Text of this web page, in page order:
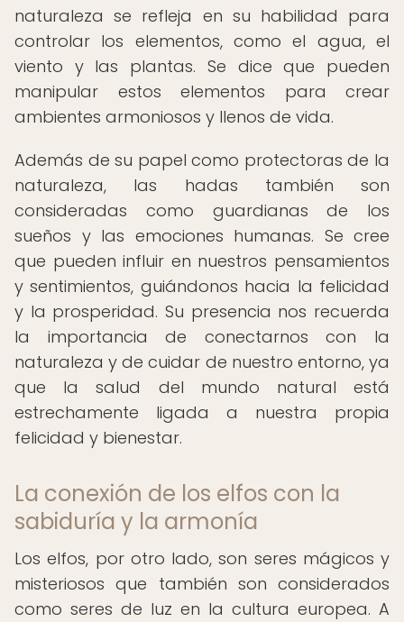
naturaleza se refleja en su habilidad para
controlar los elementos, como el agua, el
viento y las plantas. Se dice que pueden
manipular estos elementos para crear
ambientes armoniosos y llenos de vida.
Además de su papel como protectoras de la
naturaleza, las hadas también son
consideradas como guardianas de los
sueños y las emociones humanas. Se cree
que pueden influir en nuestros pensamientos
y sentimientos, guiándonos hacia la felicidad
y la prosperidad. Su presencia nos recuerda
la importancia de conectarnos con la
naturaleza y de cuidar de nuestro entorno, ya
que la salud del mundo natural está
estrechamente ligada a nuestra propia
felicidad y bienestar.
La conexión de los elfos con la
sabiduría y la armonía
Los elfos, por otro lado, son seres mágicos y
misteriosos que también son considerados
como seres de luz en la cultura europea. A